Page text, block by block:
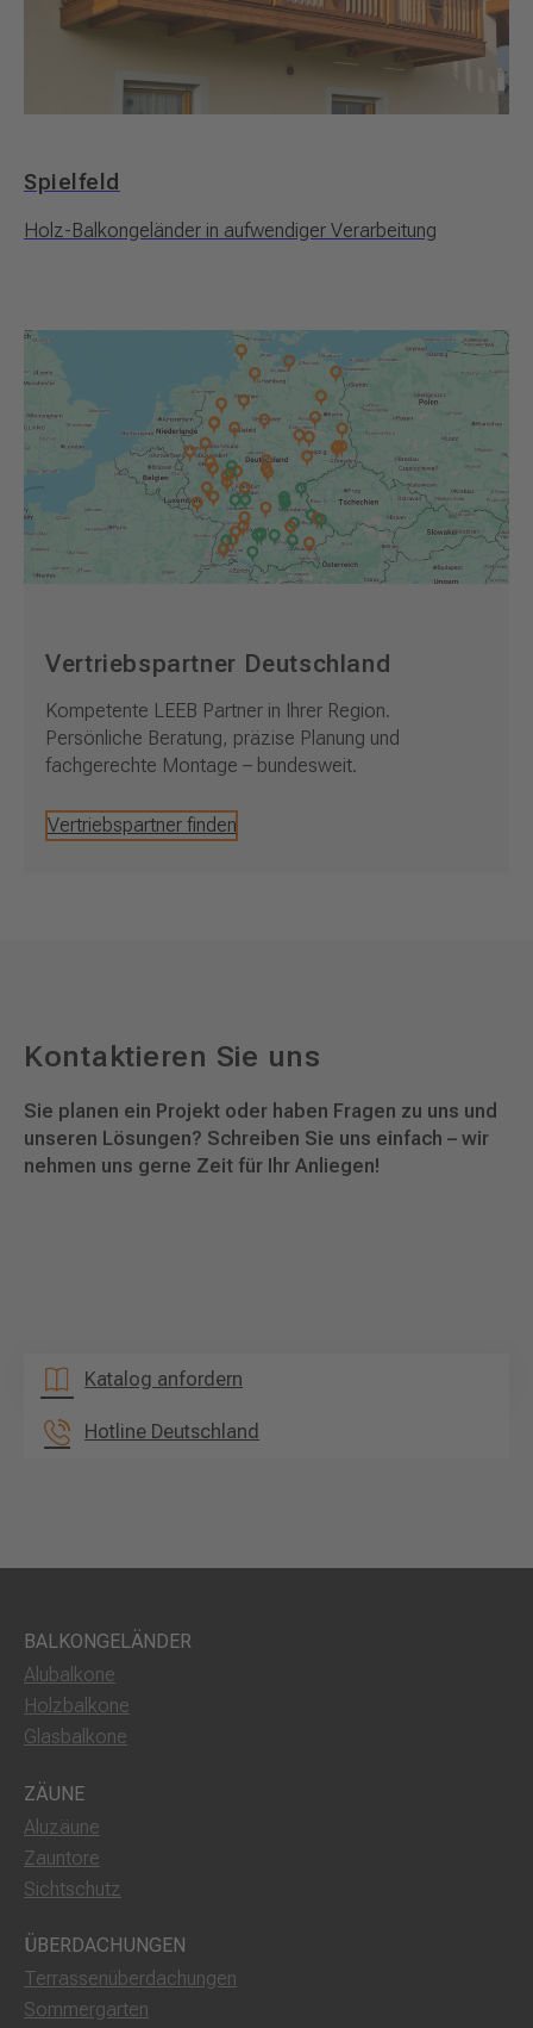
Spielfeld
Holz-Balkongeländer in aufwendiger Verarbeitung
Vertriebspartner Deutschland
Kompetente LEEB Partner in Ihrer Region.
Persönliche Beratung, präzise Planung und
fachgerechte Montage – bundesweit.
Vertriebspartner finden
Kontaktieren Sie uns
Sie planen ein Projekt oder haben Fragen zu uns und
unseren Lösungen? Schreiben Sie uns einfach – wir
nehmen uns gerne Zeit für Ihr Anliegen!
Katalog anfordern
Hotline Deutschland
BALKONGELÄNDER
Alubalkone
Holzbalkone
Glasbalkone
ZÄUNE
Aluzäune
Zauntore
Sichtschutz
ÜBERDACHUNGEN
Terrassenüberdachungen
Sommergarten